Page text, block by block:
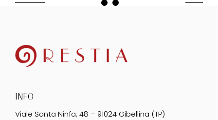
INFO
Viale Santa Ninfa, 48 – 91024 Gibellina (TP)